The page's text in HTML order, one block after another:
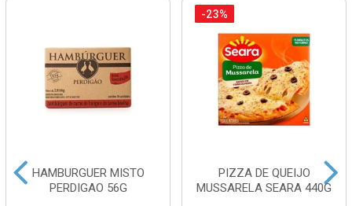
HAMBURGUER MISTO
PERDIGAO 56G
-23%
PIZZA DE QUEIJO
MUSSARELA SEARA 440G